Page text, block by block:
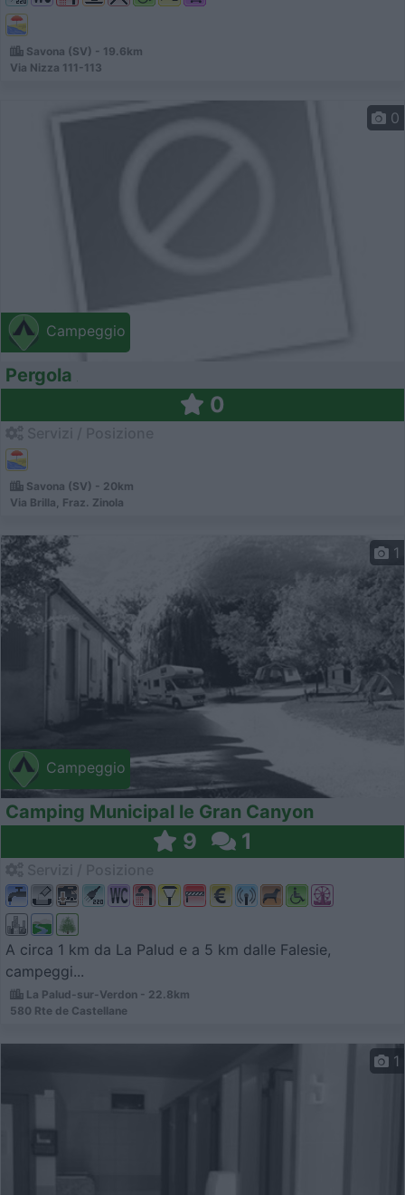
Savona (SV) - 19.6km
Via Nizza 111-113
Campeggio
0
Pergola
0
Savona (SV) - 20km
Via Brilla, Fraz. Zinola
Campeggio
1
Camping Municipal le Gran Canyon
9 1
A circa 1 km da La Palud e a 5 km dalle Falesie,
campeggi...
La Palud-sur-Verdon - 22.8km
580 Rte de Castellane
1